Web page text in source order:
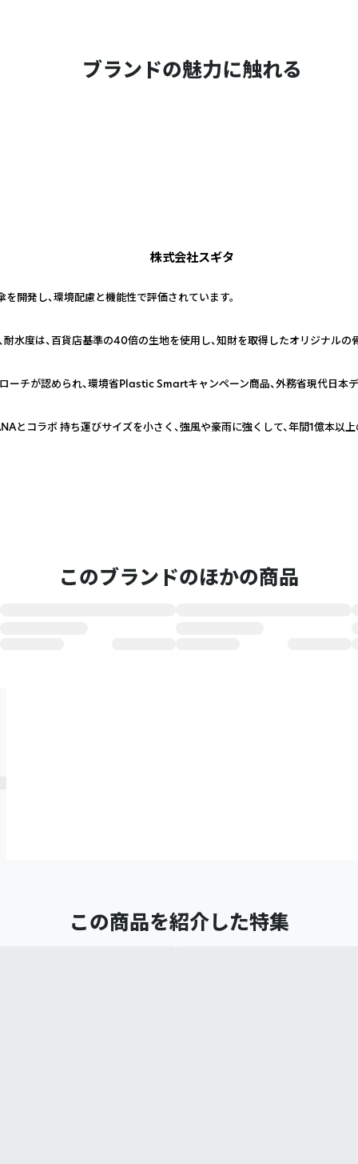
ブランドの魅力に触れる
株式会社スギタ
開発し、環境配慮と機能性で評価されています。
耐水度は、百貨店基準の40倍の生地を使用し、知財を取得したオリジナル
ーチが認められ、環境省Plastic Smartキャンペーン商品、外務省現代日本
とコラボ 持ち運びサイズを小さく、強風や豪雨に強くして、年間1億本以
このブランドのほかの商品
この商品を紹介した特集